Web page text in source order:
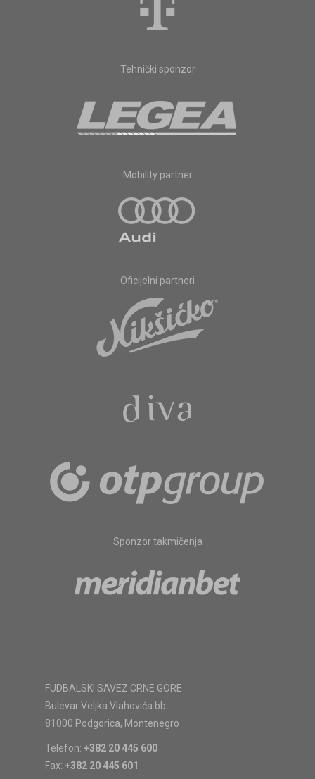
Tehnički sponzor
Mobility partner
Oficijelni partneri
Sponzor takmičenja
FUDBALSKI SAVEZ CRNE GORE
Bulevar Veljka Vlahovića bb
81000 Podgorica, Montenegro
Telefon: +382 20 445 600
Fax: +382 20 445 601